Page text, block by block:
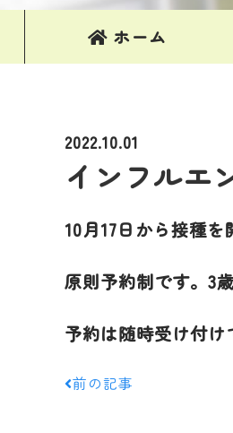
ホーム
2022.10.01
インフルエ
10月17日から接種を
原則予約制です。3
予約は随時受け付け
前の記事